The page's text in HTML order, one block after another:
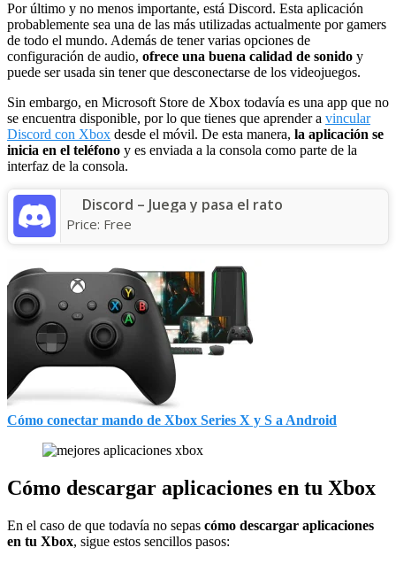
Por último y no menos importante, está Discord. Esta aplicación
probablemente sea una de las más utilizadas actualmente por gamers
de todo el mundo. Además de tener varias opciones de
configuración de audio, ofrece una buena calidad de sonido y
puede ser usada sin tener que desconectarse de los videojuegos.
Sin embargo, en Microsoft Store de Xbox todavía es una app que no
se encuentra disponible, por lo que tienes que aprender a vincular
Discord con Xbox desde el móvil. De esta manera, la aplicación se
inicia en el teléfono y es enviada a la consola como parte de la
interfaz de la consola.
Discord – Juega y pasa el rato
Price: Free
Cómo conectar mando de Xbox Series X y S a Android
Cómo descargar aplicaciones en tu Xbox
En el caso de que todavía no sepas cómo descargar aplicaciones
en tu Xbox, sigue estos sencillos pasos: